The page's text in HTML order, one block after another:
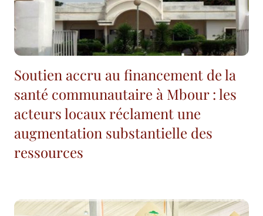
Soutien accru au financement de la
santé communautaire à Mbour : les
acteurs locaux réclament une
augmentation substantielle des
ressources